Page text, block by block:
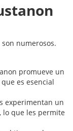
numerosos.
promueve un
es esencial
experimentan un
lo que les permite